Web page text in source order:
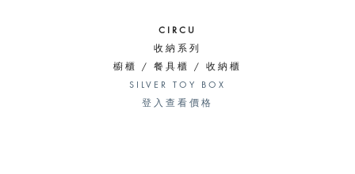
CIRCU
收納系列
櫥櫃 / 餐具櫃 / 收納櫃
SILVER TOY BOX
登入查看價格